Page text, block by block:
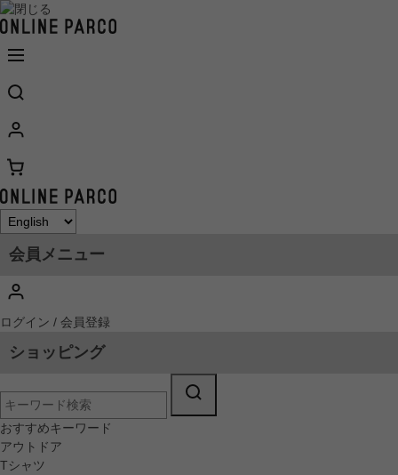
会員メニュー
ログイン / 会員登録
ショッピング
おすすめキーワード
アウトドア
Tシャツ